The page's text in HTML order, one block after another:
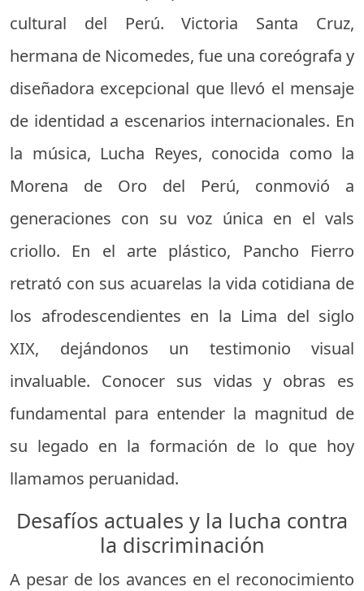
cultural del Perú. Victoria Santa Cruz,
hermana de Nicomedes, fue una coreógrafa y
diseñadora excepcional que llevó el mensaje
de identidad a escenarios internacionales. En
la música, Lucha Reyes, conocida como la
Morena de Oro del Perú, conmovió a
generaciones con su voz única en el vals
criollo. En el arte plástico, Pancho Fierro
retrató con sus acuarelas la vida cotidiana de
los afrodescendientes en la Lima del siglo
XIX, dejándonos un testimonio visual
invaluable. Conocer sus vidas y obras es
fundamental para entender la magnitud de
su legado en la formación de lo que hoy
llamamos peruanidad.
Desafíos actuales y la lucha contra
la discriminación
A pesar de los avances en el reconocimiento